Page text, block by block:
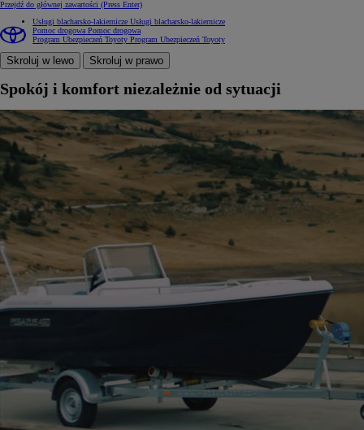
Przejdź do głównej zawartości (Press Enter)
Usługi blacharsko-lakiernicze Usługi blacharsko-lakiernicze
Pomoc drogowa Pomoc drogowa
Program Ubezpieczeń Toyoty Program Ubezpieczeń Toyoty
Skroluj w lewo Skroluj w prawo
Spokój i komfort niezależnie od sytuacji